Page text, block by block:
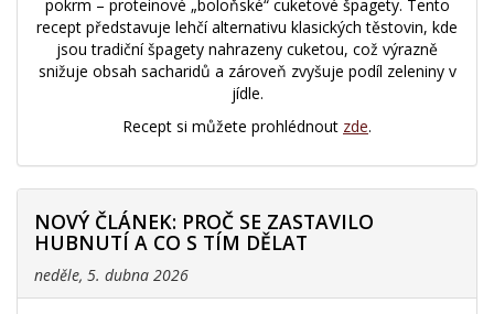
pokrm – proteinové „boloňské“ cuketové špagety. Tento
recept představuje lehčí alternativu klasických těstovin, kde
jsou tradiční špagety nahrazeny cuketou, což výrazně
snižuje obsah sacharidů a zároveň zvyšuje podíl zeleniny v
jídle.
Recept si můžete prohlédnout zde.
NOVÝ ČLÁNEK: PROČ SE ZASTAVILO
HUBNUTÍ A CO S TÍM DĚLAT
neděle, 5. dubna 2026